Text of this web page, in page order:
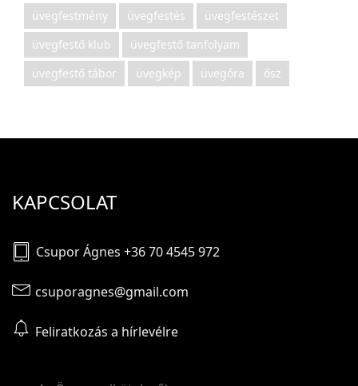
üvegfestmény
üvegfestés
üvegfestészet
üvegfestő klub
üvegfestő tanfolyam
üvegfestő tábor
üvegkép üvegóra ősz
KAPCSOLAT
Csupor Ágnes +36 70 4545 972
csuporagnes@gmail.com
Feliratkozás a hírlevélre